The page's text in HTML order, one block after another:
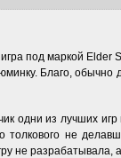
под маркой
Благо,
одни из лучших
толкового не
не